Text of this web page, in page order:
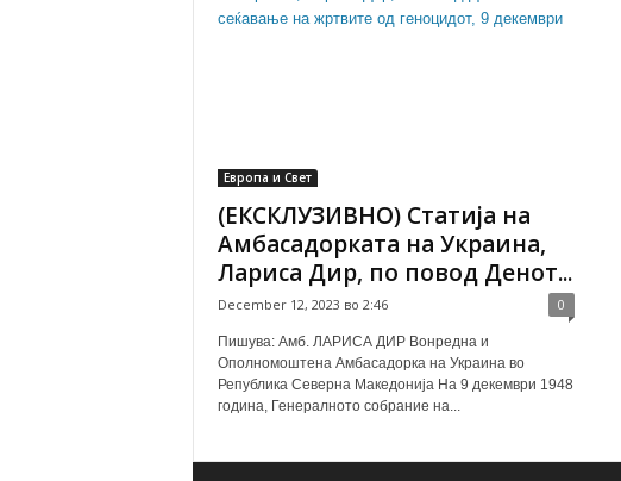
Европа и Свет
(ЕКСКЛУЗИВНО) Статиja на
Амбасадорката на Украина,
Лариса Дир, по повод Денот...
December 12, 2023 во 2:46 0
Пишува: Амб. ЛАРИСА ДИР Вонредна и
Ополномоштена Амбасадорка на Украина во
Република Северна Македонија На 9 декември 1948
година, Генералното собрание на...